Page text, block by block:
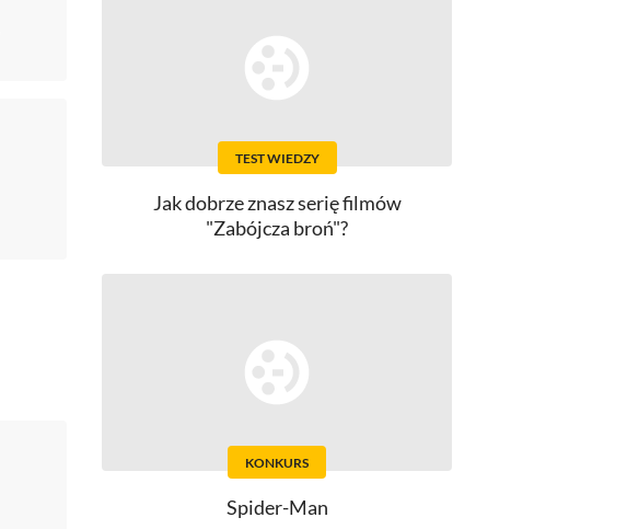
TEST WIEDZY
Jak dobrze znasz serię filmów
"Zabójcza broń"?
KONKURS
Spider-Man